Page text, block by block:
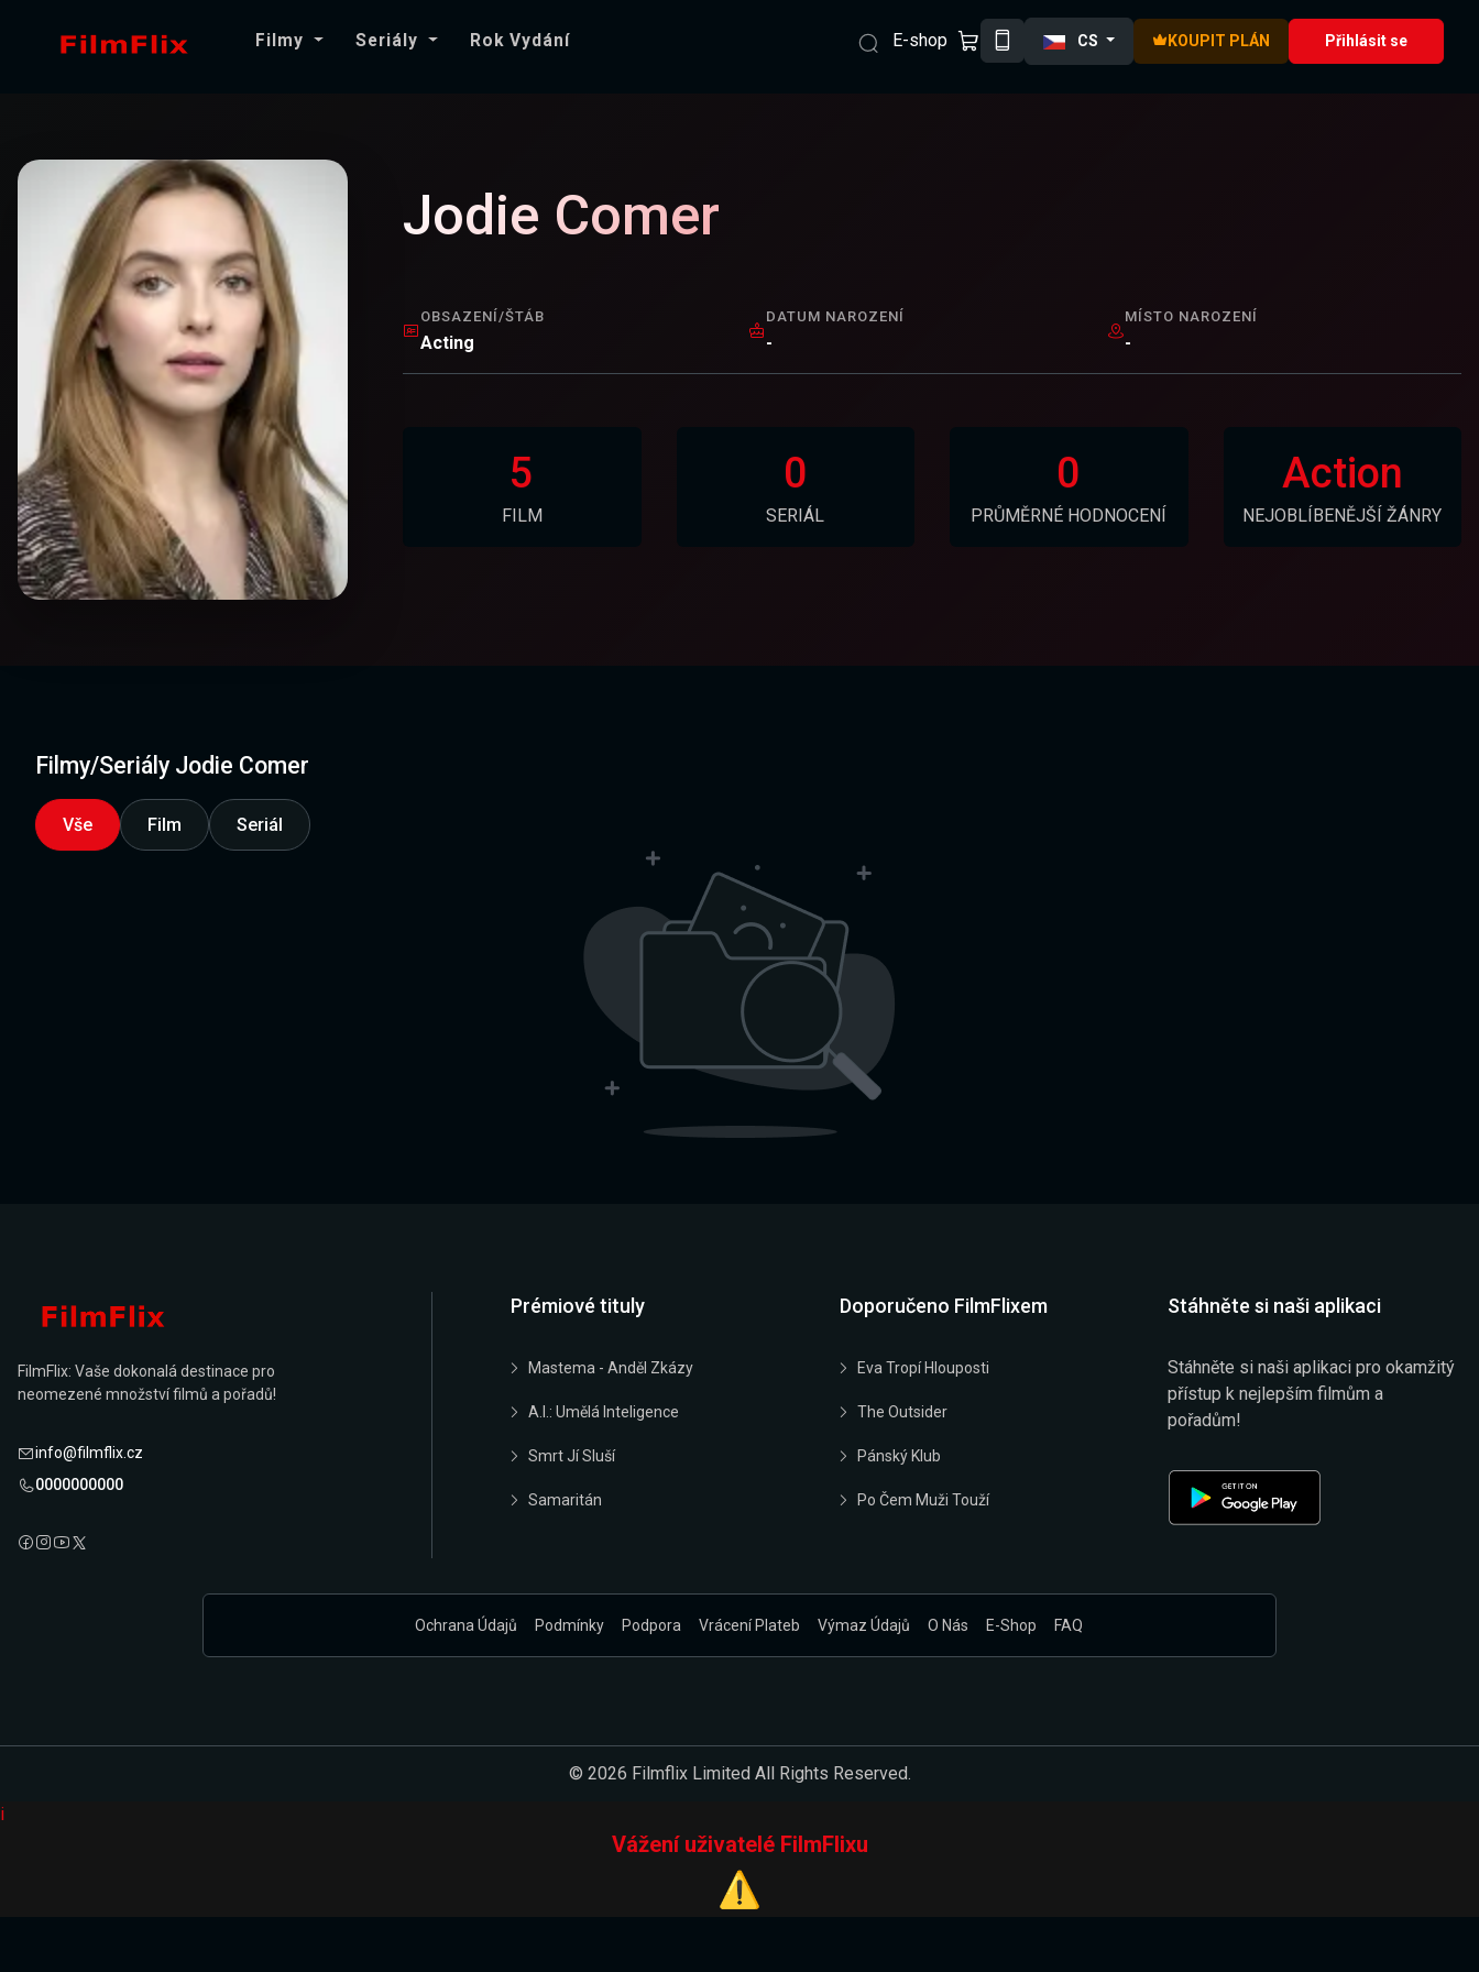
Filmy Seriály Rok Vydání E-shop CS KOUPIT PLÁN Přihlásit se
Jodie Comer
OBSAZENÍ/ŠTÁB
Acting
DATUM NAROZENÍ
-
MÍSTO NAROZENÍ
-
5
FILM
0
SERIÁL
0
PRŮMĚRNÉ HODNOCENÍ
Action
NEJOBLÍBENĚJŠÍ ŽÁNRY
Filmy/Seriály Jodie Comer
Vše Film Seriál
FilmFlix: Vaše dokonalá destinace pro
neomezené množství filmů a pořadů!
info@filmflix.cz
0000000000
Prémiové tituly
Mastema - Anděl Zkázy
A.I.: Umělá Inteligence
Smrt Jí Sluší
Samaritán
Doporučeno FilmFlixem
Eva Tropí Hlouposti
The Outsider
Pánský Klub
Po Čem Muži Touží
Stáhněte si naši aplikaci
Stáhněte si naši aplikaci pro okamžitý
přístup k nejlepším filmům a
pořadům!
Ochrana Údajů Podmínky Podpora Vrácení Plateb Výmaz Údajů O Nás E-Shop FAQ
© 2026 Filmflix Limited All Rights Reserved.
i
Vážení uživatelé FilmFlixu
⚠️